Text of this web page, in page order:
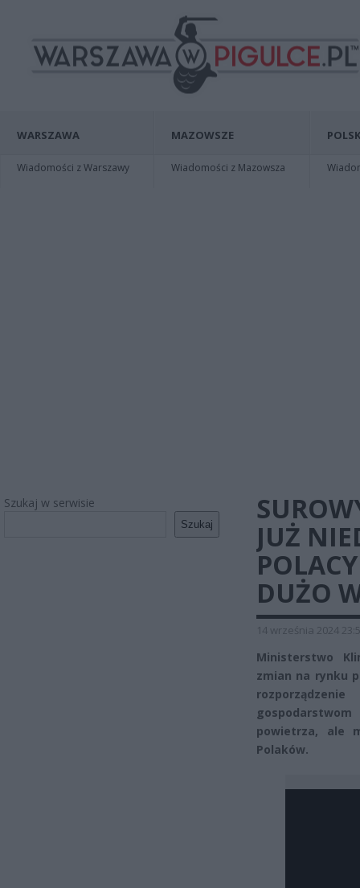
WARSZAWA
Wiadomości z Warszawy
MAZOWSZE
Wiadomości z Mazowsza
Szukaj w serwisie
Szukaj
JUŻ
DUŻO
14 września 2024
Ministerstwo
zmian na rynku
powietrza, ale
Polaków.